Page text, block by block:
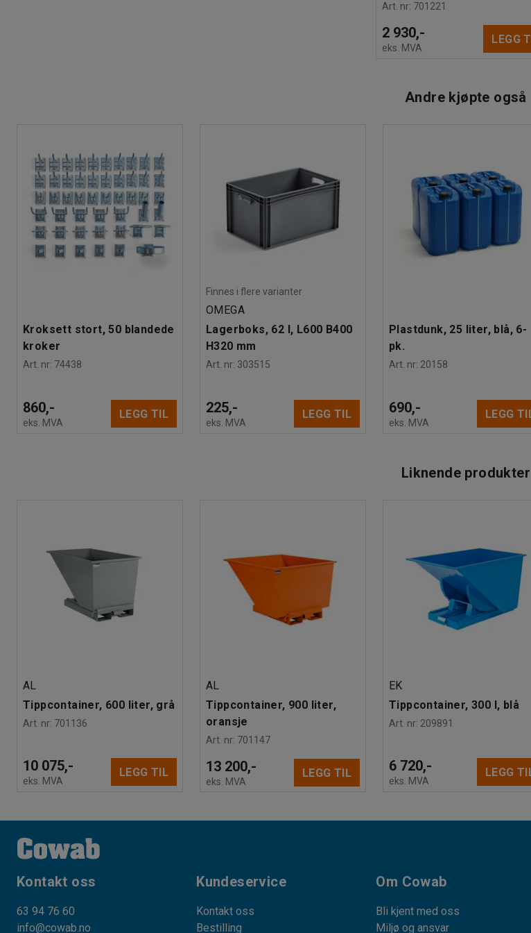
Art. nr: 701221
2 930,-
eks. MVA
LEGG
Andre kjøpte også
Kroksett stort, 50 blandede
kroker
Art. nr: 74438
860,-
eks. MVA
LEGG TIL
Finnes i flere varianter
OMEGA
Lagerboks, 62 l, L600 B400
H320 mm
Art. nr: 303515
225,-
eks. MVA
LEGG TIL
Plastdunk, 25 liter, blå, 6-
pk.
Art. nr: 20158
690,-
eks. MVA
LEGG
Liknende produkter
AL
Tippcontainer, 600 liter, grå
Art. nr: 701136
10 075,-
eks. MVA
LEGG TIL
AL
Tippcontainer, 900 liter,
oransje
Art. nr: 701147
13 200,-
eks. MVA
LEGG TIL
EK
Tippcontainer, 300 l, blå
Art. nr: 209891
6 720,-
eks. MVA
LEGG
Kontakt oss
63 94 76 60
info@cowab.no
Kundeservice
Kontakt oss
Bestilling
Om Cowab
Bli kjent med oss
Miljø og ansvar